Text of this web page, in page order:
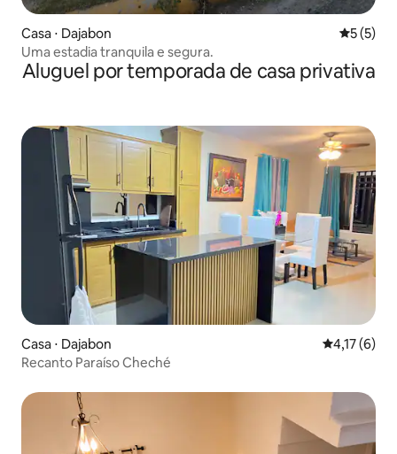
Casa ⋅ Dajabon 5 de
5 (5)
Uma estadia tranquila e segura.
Aluguel por temporada de casa privativa
Casa ⋅ Dajabon 4,17 de
4,17 (6)
Recanto Paraíso Cheché